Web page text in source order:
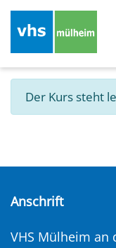
Der Kurs steht
Anschrift
VHS Mülheim an